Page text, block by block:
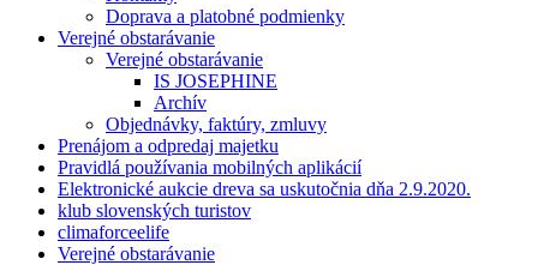
Doprava a platobné podmienky
Verejné obstarávanie
Verejné obstarávanie
IS JOSEPHINE
Archív
Objednávky, faktúry, zmluvy
Prenájom a odpredaj majetku
Pravidlá používania mobilných aplikácií
Elektronické aukcie dreva sa uskutočnia dňa 2.9.2020.
klub slovenských turistov
climaforceelife
Verejné obstarávanie